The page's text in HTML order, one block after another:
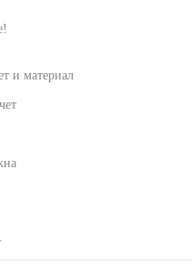
и материал